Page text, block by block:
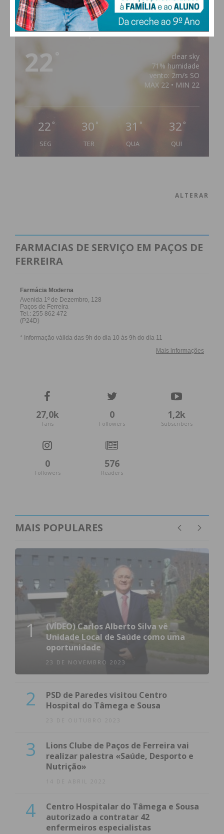
PAÇOS DE FERREIRA
22
clear sky
71% humidade
vento: 2m/s SO
MAX 22 • MIN 22
22 °
SEG
30 °
TER
31 °
QUA
32 °
QUI
ALTERAR
FARMACIAS DE SERVIÇO EM PAÇOS DE
FERREIRA
27,0k
Fans
0
Followers
1,2k
Subscribers
0
Followers
576
Readers
MAIS POPULARES
1
(VÍDEO) Carlos Alberto Silva vê
Unidade Local de Saúde como uma
oportunidade
23 DE NOVEMBRO 2023
2
PSD de Paredes visitou Centro
Hospital do Tâmega e Sousa
23 DE OUTUBRO 2023
3
Lions Clube de Paços de Ferreira vai
realizar palestra «Saúde, Desporto e
Nutrição»
14 DE ABRIL 2022
4
Centro Hospitalar do Tâmega e Sousa
autorizado a contratar 42
enfermeiros especialistas